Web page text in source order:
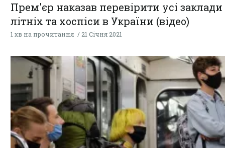
Прем'єр наказав перевірити усі
літніх та хоспіси в України (відео)
1 хв на прочитання 21 Січня 2021